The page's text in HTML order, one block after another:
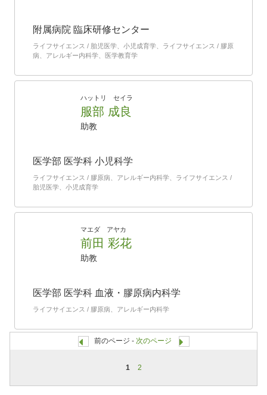
附属病院 臨床研修センター
ライフサイエンス / 胎児医学、小児成育学、ライフサイエンス / 膠原
病、アレルギー内科学、医学教育学
ハットリ セイラ
服部 成良
助教
医学部 医学科 小児科学
ライフサイエンス / 膠原病、アレルギー内科学、ライフサイエンス /
胎児医学、小児成育学
マエダ アヤカ
前田 彩花
助教
医学部 医学科 血液・膠原病内科学
ライフサイエンス / 膠原病、アレルギー内科学
前のページ - 次のページ
1 2